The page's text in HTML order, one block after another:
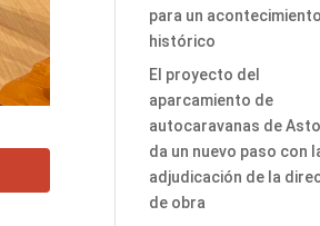
para un acontecimiento
histórico
El proyecto del
aparcamiento de
autocaravanas de
da un nuevo paso con
adjudicación de la
de obra